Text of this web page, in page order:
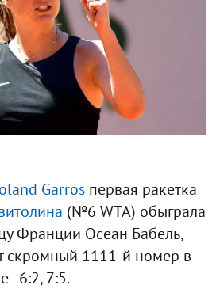
Garrosпервая ракетка
(№6 WTA) обыграла
Франции Осеан Бабель,
скромный 1111-й номер в
- 6:2, 7:5.